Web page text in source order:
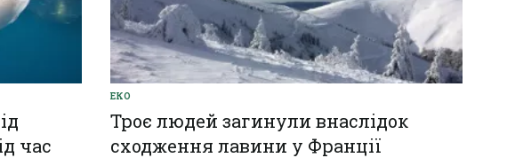
час
ЕКО
Троє людей загинули внаслідок
сходження лавини у Франції